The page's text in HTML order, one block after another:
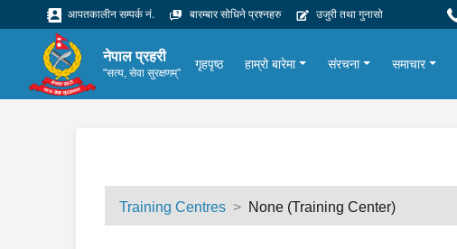
आपतकालीन सम्पर्क नं. बारम्बार सोधिने प्रश्नहरु उजुरी तथा गुनासो
नेपाल प्रहरी
"सत्य, सेवा सुरक्षणम्"
गृहपृष्ठ हाम्रो बारेमा संरचना समाचार
Training Centres None (Training Center)